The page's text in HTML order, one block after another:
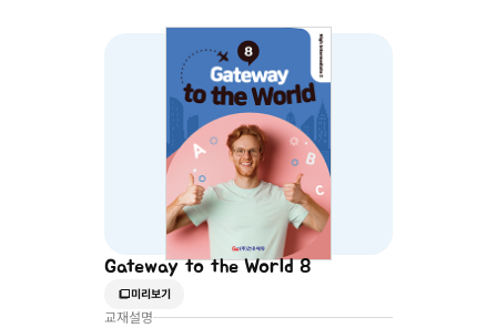
Gateway to the World 8
미리보기
교재설명